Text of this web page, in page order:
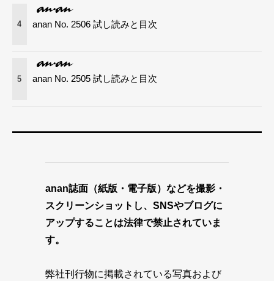
4 anan No. 2506 試し読みと目次
5 anan No. 2505 試し読みと目次
anan誌面（紙版・電子版）などを撮影・
スクリーンショットし、SNSやブログに
アップすることは法律で禁止されていま
す。
弊社刊行物に掲載されている写真および